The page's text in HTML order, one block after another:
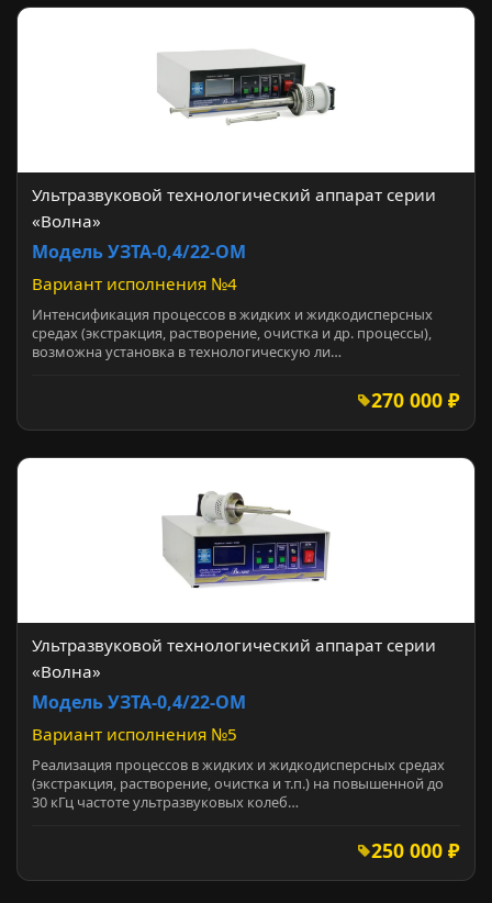
Ультразвуковой технологический аппарат серии
«Волна»
Модель УЗТА-0,4/22-ОМ
Вариант исполнения №4
Интенсификация процессов в жидких и жидкодисперсных
средах (экстракция, растворение, очистка и др. процессы),
возможна установка в технологическую ли…
270 000 ₽
Ультразвуковой технологический аппарат серии
«Волна»
Модель УЗТА-0,4/22-ОМ
Вариант исполнения №5
Реализация процессов в жидких и жидкодисперсных средах
(экстракция, растворение, очистка и т.п.) на повышенной до
30 кГц частоте ультразвуковых колеб…
250 000 ₽